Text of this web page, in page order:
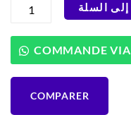
إبيلي
وعاء
نحاسي
إلى السلة
COMMANDE
COMPARER